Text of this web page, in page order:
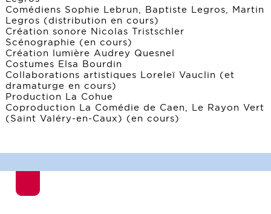
Comédiens Sophie Lebrun, Baptiste Legros, Martin
Legros (distribution en cours)
Création sonore Nicolas Tristschler
Scénographie (en cours)
Création lumière Audrey Quesnel
Costumes Elsa Bourdin
Collaborations artistiques Loreleï Vauclin (et
dramaturge en cours)
Production La Cohue
Coproduction La Comédie de Caen, Le Rayon Vert
(Saint Valéry-en-Caux) (en cours)